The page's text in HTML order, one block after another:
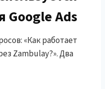
Google Ads
«Как работает
Zambulay?». Два